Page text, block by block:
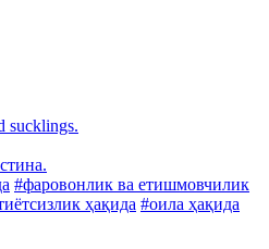
sucklings.
#фаровонлик ва етишмовчилик
ҳақида #оила ҳақида